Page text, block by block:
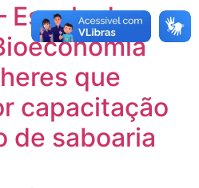
Escola de
que
capacitação
de saboaria